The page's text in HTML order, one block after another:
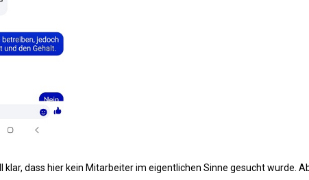
dass hier kein Mitarbeiter im eigentlichen Sinne gesucht wurde.